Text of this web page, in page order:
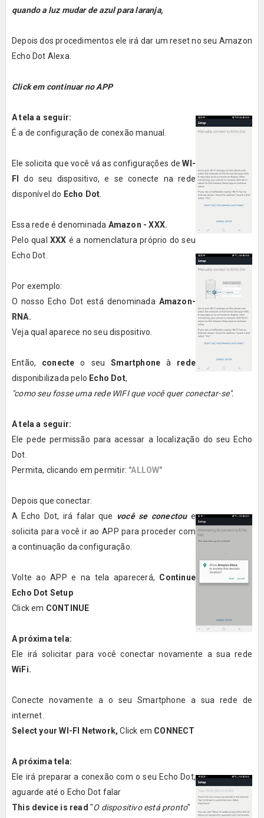
quando a luz mudar de azul para laranja,
Depois dos procedimentos ele irá dar um reset no seu Amazon
Echo Dot Alexa.
Click em continuar no APP
A tela a seguir:
É a de configuração de conexão manual.
Ele solicita que você vá as configurações deWI-
FI do seu dispositivo, e se conecte na rede
disponível do Echo Dot
Essa rede é denominada Amazon - XXX.
Pelo qual XXX é a nomenclatura próprio do seu
Echo Dot.
Por exemplo:
O nosso Echo Dot está denominada Amazon-
RNA.
Veja qual aparece no seu dispositivo.
Então, conecte o seuSmartphone à rede
disponibilizada pelo Echo Dot,
"como seu fosse uma rede WIFI que você quer conectar-se".
A tela a seguir:
Ele pede permissão para acessar a localização do seu Echo
Dot.
Permita, clicando em permitir: "ALLOW"
Depois que conectar:
A Echo Dot, irá falar que
você se conectou e
solicita para você ir ao APP para proceder com
a continuação da configuração.
Volte ao APP e na tela aparecerá, Continue
Echo Dot Setup
Click em CONTINUE
A próxima tela:
Ele irá solicitar para você conectar novamente a sua rede
WiFi.
Conecte novamente a o seu Smartphone a sua rede de
internet.
Select your WI-FI Network,Click em CONNECT
A próxima tela:
Ele irá preparar a conexão com o seu Echo Dot,
aguarde até o Echo Dot falar
This device is read "O dispositivo está pronto"